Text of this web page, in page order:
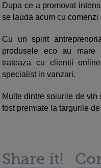
Dupa ce a promovat
se lauda acum cu
Cu un spirit
produsele eco au
trateaza cu clientii
specialist in vanzari.
Multe dintre soiurile de
fost premiate la targurile
Share it!